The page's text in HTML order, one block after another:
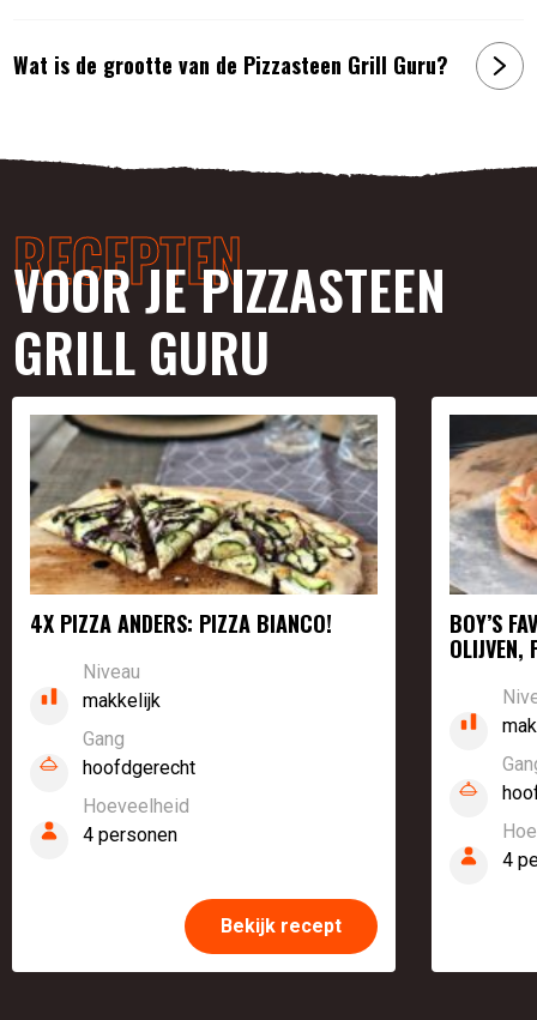
Wat is de grootte van de Pizzasteen Grill Guru?
RECEPTEN
VOOR JE PIZZASTEEN
GRILL GURU
4X PIZZA ANDERS: PIZZA BIANCO!
Niveau
makkelijk
Gang
hoofdgerecht
Hoeveelheid
4 personen
Bekijk recept
BOY’S
OLIJVEN,
4